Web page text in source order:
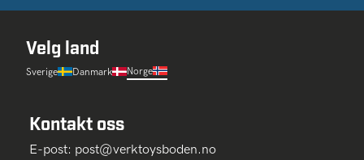
Velg land
Sverige Danmark Norge
Kontakt oss
E-post: post@verktoysboden.no